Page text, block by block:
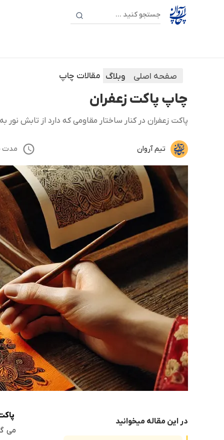
صفحه اصلی وبلاگ مقالات چاپ
چاپ پاکت زعفران
پاکت زعفران در کنار ساختار مقاومی که دارد از تابش
تیم آروان مدت
در این مقاله میخوانید
می